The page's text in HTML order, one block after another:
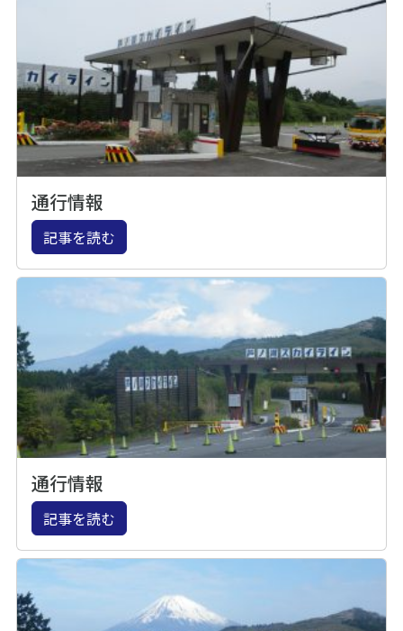
通行情報
記事を読む
通行情報
記事を読む